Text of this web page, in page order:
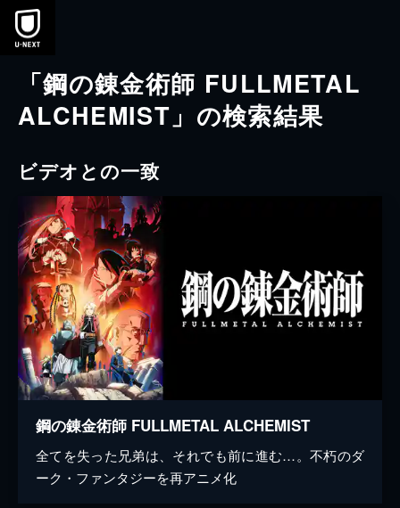
本文へスキップ
「鋼の錬金術師 FULLMETAL
ALCHEMIST」の検索結果
ビデオとの一致
鋼の錬金術師 FULLMETAL ALCHEMIST
全てを失った兄弟は、それでも前に進む…。不朽のダ
ーク・ファンタジーを再アニメ化